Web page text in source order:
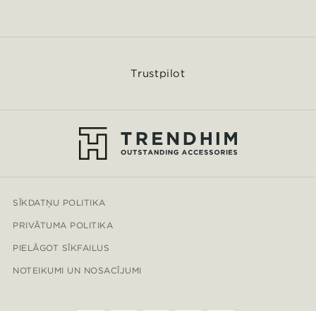
Trustpilot
SĪKDATŅU POLITIKA
PRIVĀTUMA POLITIKA
PIELĀGOT SĪKFAILUS
NOTEIKUMI UN NOSACĪJUMI